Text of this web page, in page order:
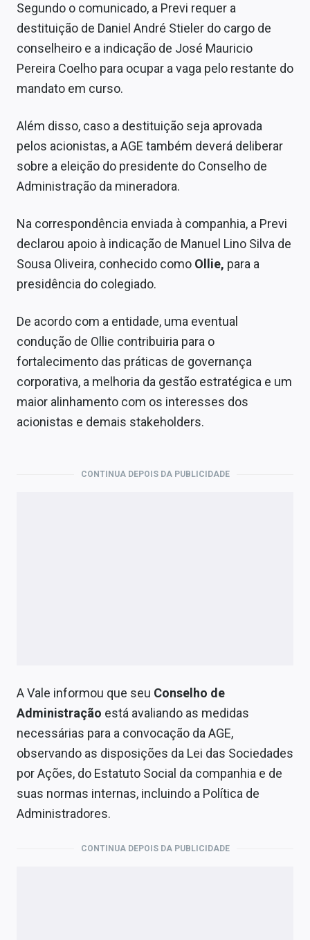
Sobre
Expediente
Segundo o comunicado, a Previ requer a
destituição de Daniel André Stieler do cargo de
conselheiro e a indicação de José Mauricio
Pereira Coelho para ocupar a vaga pelo restante do
mandato em curso.
Além disso, caso a destituição seja aprovada
pelos acionistas, a AGE também deverá deliberar
sobre a eleição do presidente do Conselho de
Administração da mineradora.
Na correspondência enviada à companhia, a Previ
declarou apoio à indicação de Manuel Lino Silva de
Sousa Oliveira, conhecido como Ollie, para a
presidência do colegiado.
De acordo com a entidade, uma eventual
condução de Ollie contribuiria para o
fortalecimento das práticas de governança
corporativa, a melhoria da gestão estratégica e um
maior alinhamento com os interesses dos
acionistas e demais stakeholders.
CONTINUA DEPOIS DA PUBLICIDADE
A Vale informou que seu Conselho de
Administração está avaliando as medidas
necessárias para a convocação da AGE,
observando as disposições da Lei das Sociedades
por Ações, do Estatuto Social da companhia e de
suas normas internas, incluindo a Política de
Administradores.
CONTINUA DEPOIS DA PUBLICIDADE